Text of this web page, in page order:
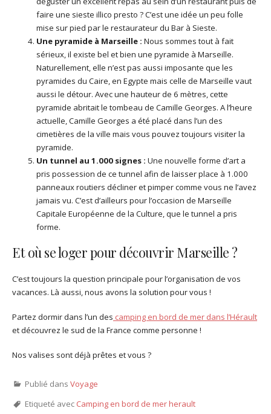
faire une sieste illico presto ? C’est une idée un peu folle
mise sur pied par le restaurateur du Bar à Sieste.
Une pyramide à Marseille : Nous sommes tout à fait
sérieux, il existe bel et bien une pyramide à Marseille.
Naturellement, elle n’est pas aussi imposante que les
pyramides du Caire, en Egypte mais celle de Marseille vaut
aussi le détour. Avec une hauteur de 6 mètres, cette
pyramide abritait le tombeau de Camille Georges. A l’heure
actuelle, Camille Georges a été placé dans l’un des
cimetières de la ville mais vous pouvez toujours visiter la
pyramide.
Un tunnel au 1.000 signes : Une nouvelle forme d’art a
pris possession de ce tunnel afin de laisser place à 1.000
panneaux routiers décliner et pimper comme vous ne l’avez
jamais vu. C’est d’ailleurs pour l’occasion de Marseille
Capitale Européenne de la Culture, que le tunnel a pris
forme.
Et où se loger pour découvrir Marseille ?
C’est toujours la question principale pour l’organisation de vos
vacances. Là aussi, nous avons la solution pour vous !
Partez dormir dans l’un des camping en bord de mer dans l’Hérault
et découvrez le sud de la France comme personne !
Nos valises sont déjà prêtes et vous ?
Publié dans Voyage
Etiqueté avec Camping en bord de mer herault